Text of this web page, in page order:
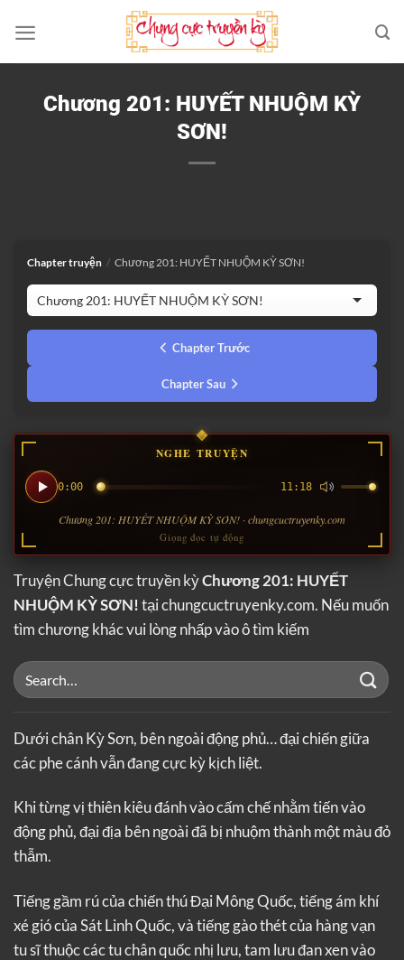
qua
nội
Chương 201: HUYẾT NHUỘM KỲ
SƠN!
Chapter truyện / Chương 201: HUYẾT NHUỘM KỲ SƠN!
Chapter Trước
Chapter Sau
NGHE TRUYỆN
0:00 11:18
Chương 201: HUYẾT NHUỘM KỲ SƠN! · chungcuctruyenky.com
Giọng đọc tự động
Truyện Chung cực truyền kỳChương 201: HUYẾT
NHUỘM KỲ SƠN!tại chungcuctruyenky.com. Nếu muốn
tìm chương khác vui lòng nhấp vào ô tìm kiếm
Dưới chân Kỳ Sơn, bên ngoài động phủ… đại chiến giữa
các phe cánh vẫn đang cực kỳ kịch liệt.
Khi từng vị thiên kiêu đánh vào cấm chế nhằm tiến vào
động phủ, đại địa bên ngoài đã bị nhuộm thành một màu đỏ
thẫm.
Tiếng gầm rú của chiến thú Đại Mông Quốc, tiếng ám khí
xé gió của Sát Linh Quốc, và tiếng gào thét của hàng vạn
tu sĩ thuộc các tu chân quốc nhị lưu, tam lưu đan xen vào